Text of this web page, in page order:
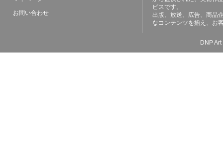
お問い合わせ
ビスです。
出版、放送、広告、商品
なコンテンツを揃え、お
DNP